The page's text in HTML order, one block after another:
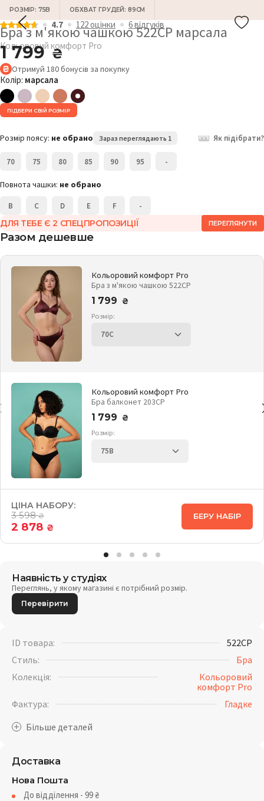
РОЗМІР: 75B ОБХВАТ ГРУДЕЙ: 89СМ
4.7 122 оцiнки 6 відгукiв
Бра з м'якою чашкою 522CP марсала
Кольоровий комфорт Pro
1 799 ₴
Отримуй 180бонусів за покупку
Колір: марсала
ПІДБЕРИ СВІЙ РОЗМІР
Розмір поясу: не обрано Зараз переглядають 1 Як підібрати?
70 75 80 85 90 95 -
Повнота чашки: не обрано
B C D E F -
ДЛЯ ТЕБЕ Є 2 СПЕЦПРОПОЗИЦІЇ ПЕРЕГЛЯНУТИ
Разом дешевше
Кольоровий комфорт Pro
Бра з м'якою чашкою 522CP
1 799
₴
Розмір:
Кольоровий комфорт Pro
Бра балконет 203CP
1 799
₴
Розмір:
ЦІНА НАБОРУ:
3 598₴
2 878 ₴
БЕРУ НАБІР
Наявність у студіях
Переглянь, у якому магазині є потрібний розмір.
Перевірити
ID товара:
522CP
Стиль:
Бра
Колекція:
Кольоровий
комфорт Pro
Фактура:
Гладке
Доставка
Нова Пошта
До відділення - 99₴